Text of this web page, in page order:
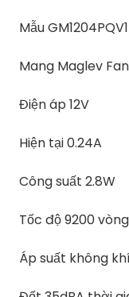
Mẫu
Mang Maglev Fan
Điện áp 12V
Hiện tại 0.24A
Công suất 2.8W
Tốc độ 9200
Áp suất không